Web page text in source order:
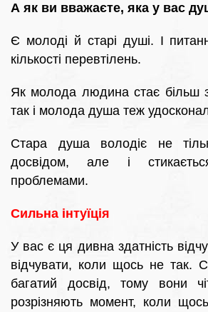
А як ви вважаєте, яка у вас
Є молоді й старі душі. І
кількості перевтілень.
Як молода людина стає більш
так і молода душа теж
Стара душа володіє не
досвідом, але і
проблемами.
Сильна інтуїція
У вас є ця дивна здатність
відчувати, коли щось не так.
багатий досвід, тому вони
розрізняють момент, коли